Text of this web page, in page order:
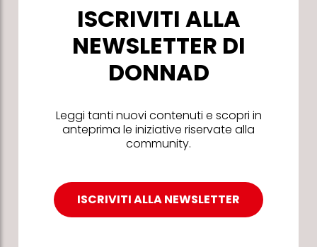
ISCRIVITI ALLA
NEWSLETTER DI
DONNAD
Leggi tanti nuovi contenuti e scopri in
anteprima le iniziative riservate alla
community.
ISCRIVITI ALLA NEWSLETTER